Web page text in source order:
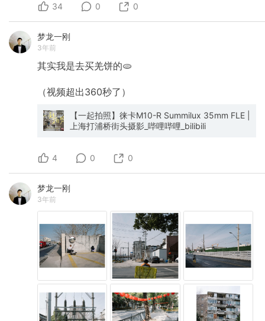
34 0 0
梦龙一刚
3年前
其实我是去买羌饼的🫓
（视频超出360秒了）
【一起拍照】徕卡M10-R Summilux 35mm FLE |
上海打浦桥街头摄影_哔哩哔哩_bilibili
4 0 0
梦龙一刚
3年前